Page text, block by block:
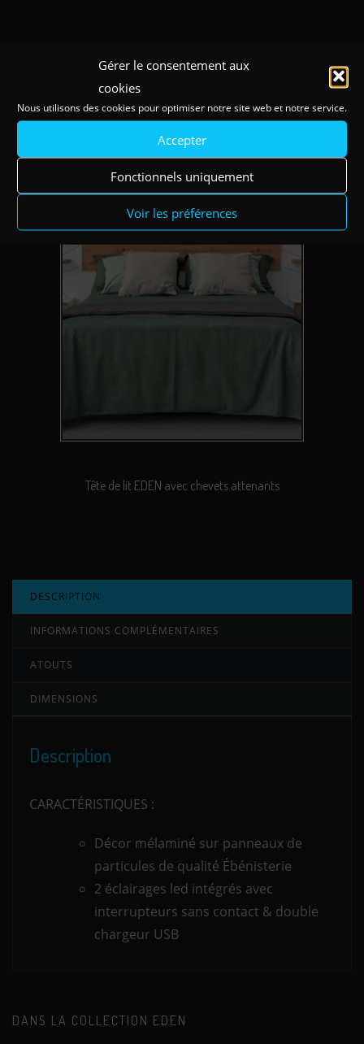
Gérer le consentement aux
cookies
Nous utilisons des cookies pour optimiser notre site web et notre service.
Accepter
Fonctionnels uniquement
Voir les préférences
Existe en coloris
Tête de lit EDEN avec chevets attenants
DESCRIPTION
INFORMATIONS COMPLÉMENTAIRES
ATOUTS
DIMENSIONS
Description
CARACTÉRISTIQUES :
Décor mélaminé sur panneaux de
particules de qualité Ébénisterie
2 éclairages led intégrés avec
interrupteurs sans contact & double
chargeur USB
DANS LA COLLECTION EDEN